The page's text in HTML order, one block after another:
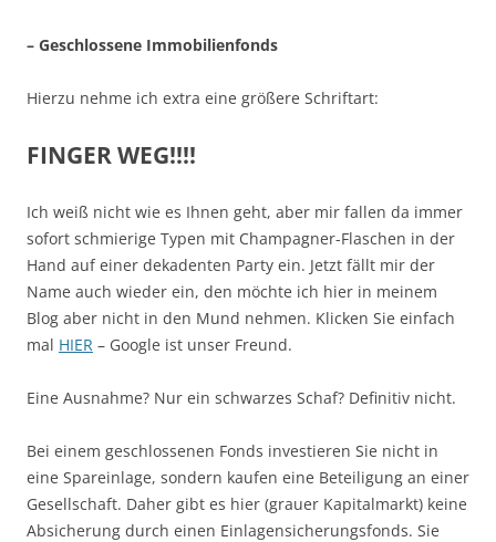
– Geschlossene Immobilienfonds
Hierzu nehme ich extra eine größere Schriftart:
FINGER WEG!!!!
Ich weiß nicht wie es Ihnen geht, aber mir fallen da immer
sofort schmierige Typen mit Champagner-Flaschen in der
Hand auf einer dekadenten Party ein. Jetzt fällt mir der
Name auch wieder ein, den möchte ich hier in meinem
Blog aber nicht in den Mund nehmen. Klicken Sie einfach
mal HIER – Google ist unser Freund.
Eine Ausnahme? Nur ein schwarzes Schaf? Definitiv nicht.
Bei einem geschlossenen Fonds investieren Sie nicht in
eine Spareinlage, sondern kaufen eine Beteiligung an einer
Gesellschaft. Daher gibt es hier (grauer Kapitalmarkt) keine
Absicherung durch einen Einlagensicherungsfonds. Sie